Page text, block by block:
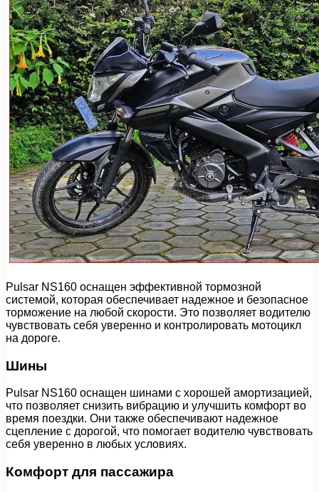
Pulsar NS160 оснащен эффективной тормозной
системой, которая обеспечивает надежное и безопасное
торможение на любой скорости. Это позволяет водителю
чувствовать себя уверенно и контролировать мотоцикл
на дороге.
Шины
Pulsar NS160 оснащен шинами с хорошей амортизацией,
что позволяет снизить вибрацию и улучшить комфорт во
время поездки. Они также обеспечивают надежное
сцепление с дорогой, что помогает водителю чувствовать
себя уверенно в любых условиях.
Комфорт для пассажира